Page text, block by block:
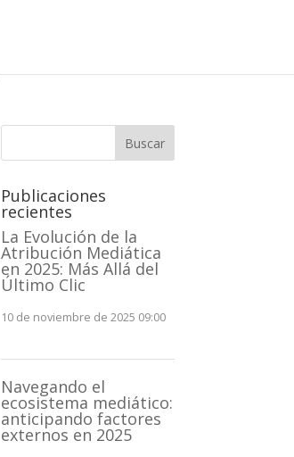
Buscar
Publicaciones
recientes
La Evolución de la
Atribución Mediática
en 2025: Más Allá del
Último Clic
10 de noviembre de 2025 09:00
Navegando el
ecosistema mediático:
anticipando factores
externos en 2025